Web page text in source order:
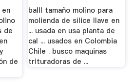
de
de
balll tamaño molino para
molienda de sílice llave en
... usada en usa planta de
cal ... usados en Colombia
Chile . busco maquinas
trituradoras de ...